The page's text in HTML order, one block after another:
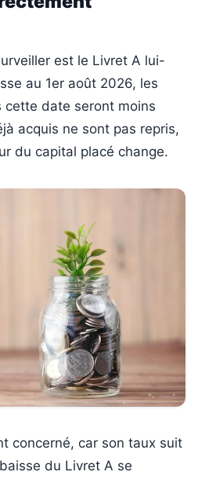
est le Livret A lui-
au 1er août 2026, les
cette date seront moins
acquis ne sont pas repris,
du capital placé change.
concerné, car son taux suit
du Livret A se